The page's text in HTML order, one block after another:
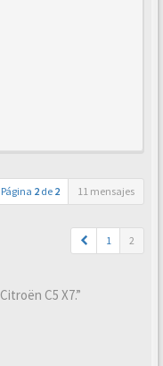
Página 2 de 2 11 mensajes
1 2
C5 X7.”